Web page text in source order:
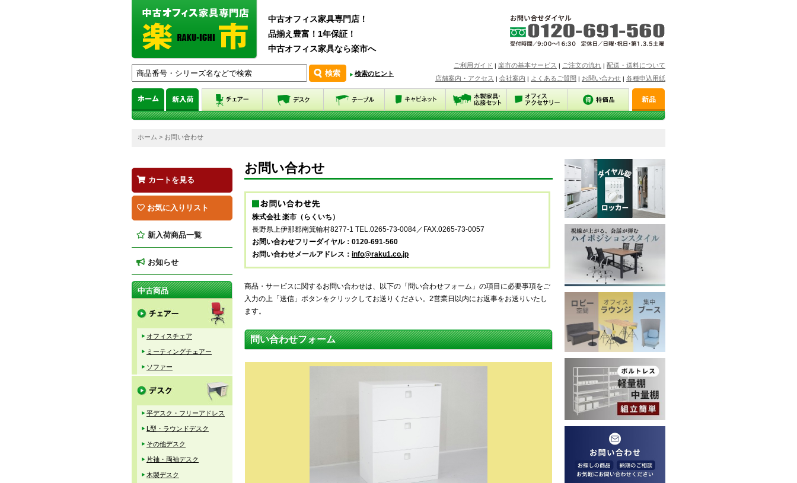
中古オフィス家具専門店！
品揃え豊富！1年保証！
中古オフィス家具なら楽市へ
検索のヒント
ご利用ガイド | 楽市の基本サービス | ご注文の流れ | 配送・送料について
店舗案内・アクセス | 会社案内 | よくあるご質問 | お問い合わせ | 各種申込用紙
ホーム > お問い合わせ
お問い合わせ
株式会社 楽市（らくいち）
長野県上伊那郡南箕輪村8277-1 TEL.0265-73-0084／FAX.0265-73-0057
お問い合わせフリーダイヤル：0120-691-560
お問い合わせメールアドレス： info@raku1.co.jp
商品・サービスに関するお問い合わせは、以下の「問い合わせフォーム」の項目に必要事項をご
入力の上「送信」ボタンをクリックしてお送りください。2営業日以内にお返事をお送りいたし
ます。
問い合わせフォーム
カートを見る
お気に入りリスト
新入荷商品一覧
お知らせ
中古商品
オフィスチェア
ミーティングチェアー
ソファー
平デスク・フリーアドレス
L型・ラウンドデスク
その他デスク
片袖・両袖デスク
木製デスク